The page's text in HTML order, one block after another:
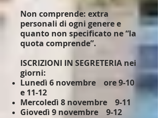
Non comprende: extra
personali di ogni genere e
quanto non specificato ne “la
quota comprende”.
ISCRIZIONI IN SEGRETERIA nei
giorni:
Lunedì 6 novembre ore 9-10
e 11-12
Mercoledì 8 novembre 9-11
Giovedì 9 novembre 9-12